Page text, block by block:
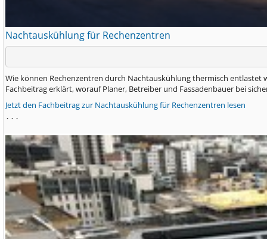
Nachtauskühlung für Rechenzentren
Wie können Rechenzentren durch Nachtauskühlung thermisch entlastet
Fachbeitrag erklärt, worauf Planer, Betreiber und Fassadenbauer bei
Jetzt den Fachbeitrag zur Nachtauskühlung für Rechenzentren lesen
```